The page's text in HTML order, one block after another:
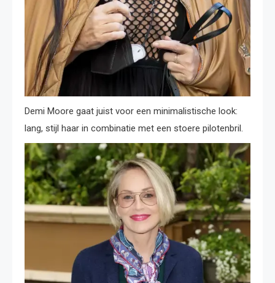
Demi Moore gaat juist voor een minimalistische look:
lang, stijl haar in combinatie met een stoere pilotenbril.